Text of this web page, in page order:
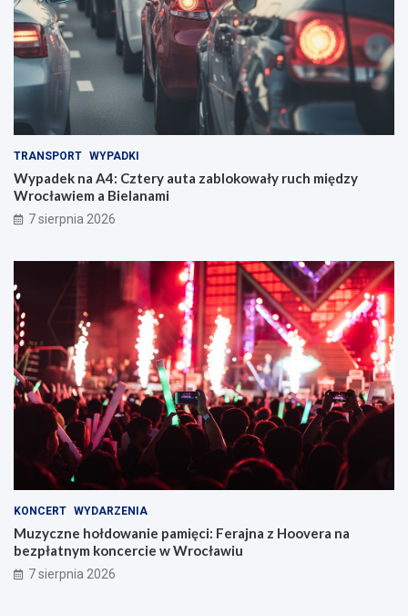
TRANSPORT WYPADKI
Wypadek na A4: Cztery auta zablokowały ruch między
Wrocławiem a Bielanami
7 sierpnia 2026
KONCERT WYDARZENIA
Muzyczne hołdowanie pamięci: Ferajna z Hoovera na
bezpłatnym koncercie w Wrocławiu
7 sierpnia 2026